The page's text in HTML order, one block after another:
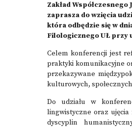
Zakład
zaprasza do wzięcia
która odbędzie się w
Filologicznego UŁ przy
Celem konferencji jest
praktyki komunikacyjne
przekazywane
kulturowych,
Do udziału w
lingwistyczne oraz
dyscyplin